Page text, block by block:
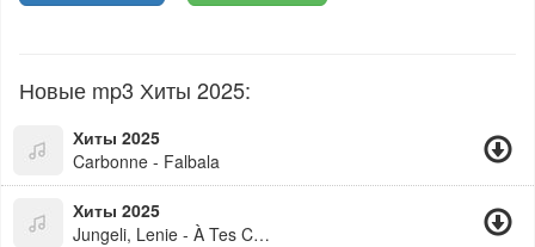
Новые mp3 Хиты 2025:
Хиты 2025
Carbonne - Falbala
Хиты 2025
Jungeli, Lenie - À Tes Côtés